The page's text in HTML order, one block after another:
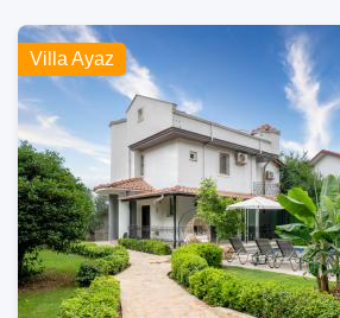
Villa Ayaz